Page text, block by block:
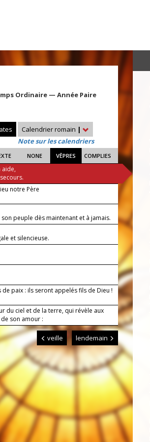
Ordinaire — Année Paire
Calendrier romain |
Note sur les calendriers
NONE VÊPRES COMPLIES
aide,
notre Père
peuple dès maintenant et à jamais.
et silencieuse.
de paix : ils seront appelés fils de Dieu !
du ciel et de la terre, qui révèle aux
son amour :
veille lendemain